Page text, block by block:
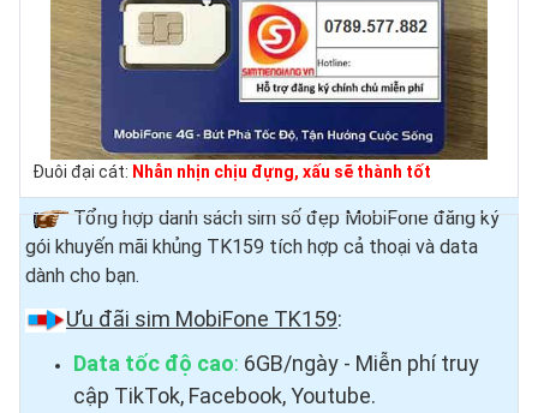
Đuôi đại cát: Nhẫn nhịn chịu đựng, xấu sẽ thành tốt
Tổng hợp danh sách sim số đẹp MobiFone đăng ký
gói khuyến mãi khủng TK159 tích hợp cả thoại và data
dành cho bạn.
Ưu đãi sim MobiFone TK159:
Data tốc độ cao: 6GB/ngày - Miễn phí truy
cập TikTok, Facebook, Youtube.